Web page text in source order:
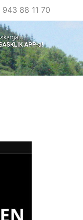
943 88 11 70